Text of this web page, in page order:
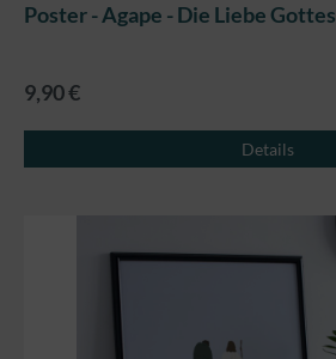
Poster - Agape - Die Liebe Gottes
9,90 €
Details